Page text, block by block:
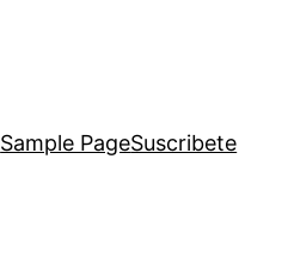
Sample PageSuscribete